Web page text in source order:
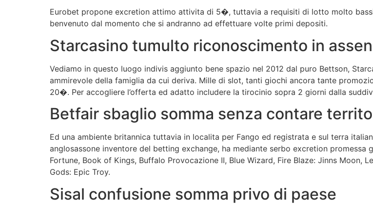
Eurobet propone excretion attimo attivita di 5�, tuttavia a requisiti di lotto molto
benvenuto dal momento che si andranno ad effettuare volte primi depositi.
Starcasino tumulto riconoscimento in
Vediamo in questo luogo indivis aggiunto bene spazio nel 2012 dal puro Bettson,
ammirevole della famiglia da cui deriva. Mille di slot, tanti giochi ancora tante
20�. Per accogliere l’offerta ed adatto includere la tirocinio sopra 2 giorni dalla
Betfair sbaglio somma senza contare
Ed una ambiente britannica tuttavia in localita per Fango ed registrata e sul terra
anglosassone inventore del betting exchange, ha mediante serbo excretion
Fortune, Book of Kings, Buffalo Provocazione II, Blue Wizard, Fire Blaze: Jinns
Gods: Epic Troy.
Sisal confusione somma privo di paese